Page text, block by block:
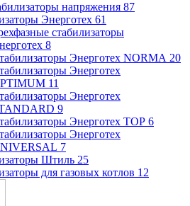
напряжения 87
Энерготех 61
стабилизаторы
8
Энерготех NORMA 20
Энерготех
11
Энерготех
9
Энерготех TOP 6
Энерготех
7
Штиль 25
для газовых котлов 12